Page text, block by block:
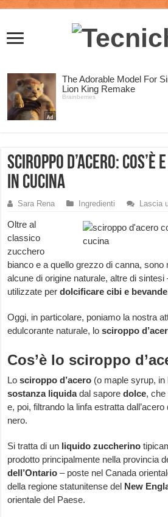
Sciroppo d’acero: cos’è
in cucina
Sara Rena Ingredienti Lascia
Oltre al
classico
zucchero
bianco e a quello grezzo di canna,
alcune di origine naturale, altre di
utilizzate perdolcificare cibi e bevande
Oggi, in particolare, poniamo la nostra
edulcorante naturale, losciroppo
Cos’è lo sciroppo
Losciroppo d’acero (o maple syrup,
sostanza liquidadal saporedolce, che
e, poi, filtrando la linfa estratta
nero.
Si tratta di un liquido zuccherino
prodotto principalmente nella provincia
dell’Ontario – poste nel Canada
della regione statunitense del New
orientale del Paese.